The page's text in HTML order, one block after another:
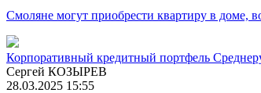
Смоляне могут приобрести квартиру в доме,
Корпоративный кредитный портфель
Сергей КОЗЫРЕВ
28.03.2025 15:55